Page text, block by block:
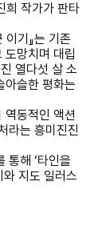
희 작가가 판타
이기 』는 기존
도망치며 대립
열다섯 살 소
아슬한 평화는
역동적인 액션
라는 흥미진진
통해‘타인을
지도 일러스